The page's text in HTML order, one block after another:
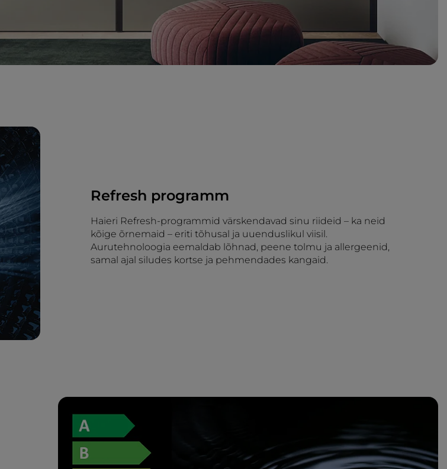
Refresh programm
Haieri Refresh-programmid värskendavad sinu riideid – ka neid
kõige õrnemaid – eriti tõhusal ja uuenduslikul viisil.
Aurutehnoloogia eemaldab lõhnad, peene tolmu ja allergeenid,
samal ajal siludes kortse ja pehmendades kangaid.